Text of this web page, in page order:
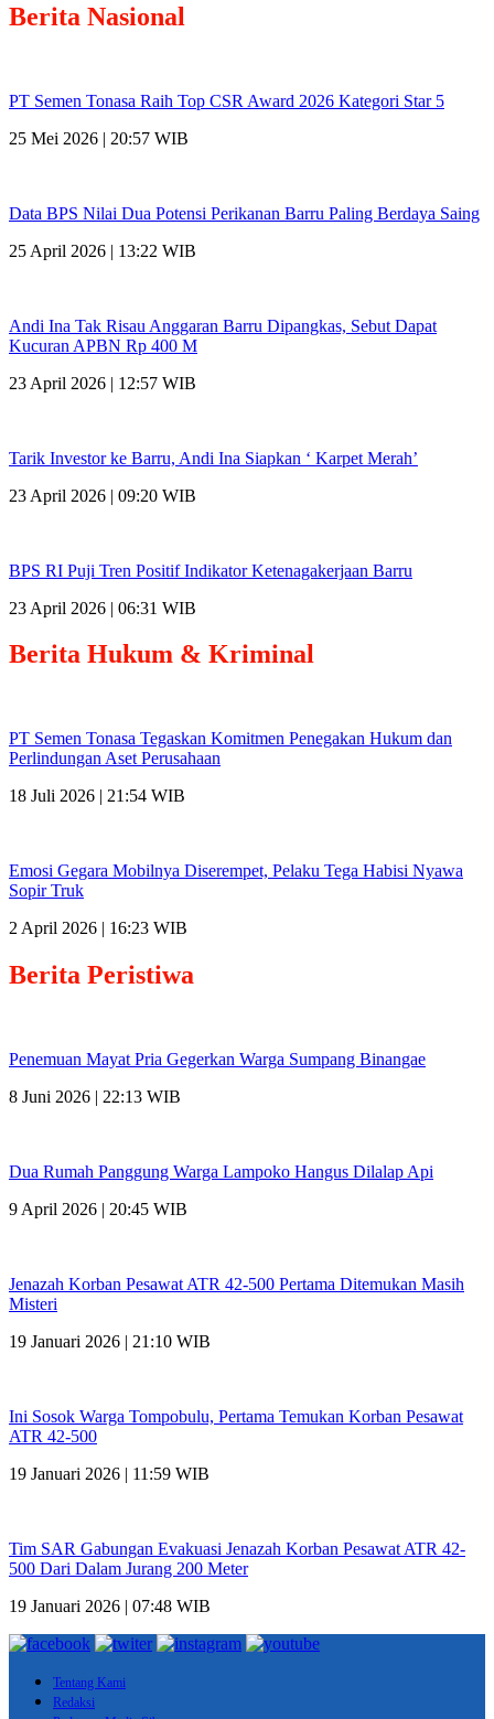
Berita Nasional
PT Semen Tonasa Raih Top CSR Award 2026 Kategori Star 5
25 Mei 2026 | 20:57 WIB
Data BPS Nilai Dua Potensi Perikanan Barru Paling Berdaya Saing
25 April 2026 | 13:22 WIB
Andi Ina Tak Risau Anggaran Barru Dipangkas, Sebut Dapat
Kucuran APBN Rp 400 M
23 April 2026 | 12:57 WIB
Tarik Investor ke Barru, Andi Ina Siapkan ‘ Karpet Merah’
23 April 2026 | 09:20 WIB
BPS RI Puji Tren Positif Indikator Ketenagakerjaan Barru
23 April 2026 | 06:31 WIB
Berita Hukum & Kriminal
PT Semen Tonasa Tegaskan Komitmen Penegakan Hukum dan
Perlindungan Aset Perusahaan
18 Juli 2026 | 21:54 WIB
Emosi Gegara Mobilnya Diserempet, Pelaku Tega Habisi Nyawa
Sopir Truk
2 April 2026 | 16:23 WIB
Berita Peristiwa
Penemuan Mayat Pria Gegerkan Warga Sumpang Binangae
8 Juni 2026 | 22:13 WIB
Dua Rumah Panggung Warga Lampoko Hangus Dilalap Api
9 April 2026 | 20:45 WIB
Jenazah Korban Pesawat ATR 42-500 Pertama Ditemukan Masih
Misteri
19 Januari 2026 | 21:10 WIB
Ini Sosok Warga Tompobulu, Pertama Temukan Korban Pesawat
ATR 42-500
19 Januari 2026 | 11:59 WIB
Tim SAR Gabungan Evakuasi Jenazah Korban Pesawat ATR 42-
500 Dari Dalam Jurang 200 Meter
19 Januari 2026 | 07:48 WIB
Tentang Kami
Redaksi